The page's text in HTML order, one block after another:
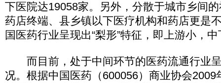
下医院达19058家。另外，分散于城市乡间
药店终端、县乡镇以下医疗机构和药店更是
国医药行业呈现出“梨形”特征，即上游小，
而目前，处于中间环节的医药流通行业
况。根据中国医药（600056）商业协会2009